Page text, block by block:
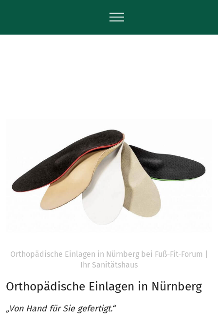
Orthopädische Einlagen in Nürnberg bei Fuß-Fit-Forum |
Ihr Sanitätshaus
Orthopädische Einlagen in Nürnberg
„Von Hand für Sie gefertigt.“